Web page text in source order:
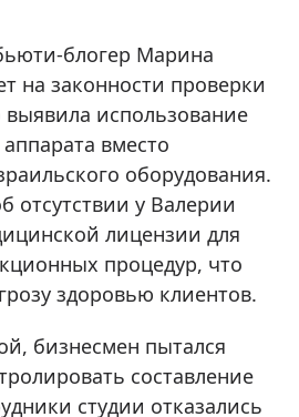
блогер Марина
на законности проверки
выявила использование
вместо
оборудования.
отсутствии у Валерии
лицензии для
процедур, что
здоровью клиентов.
бизнесмен пытался
составление
студии отказались